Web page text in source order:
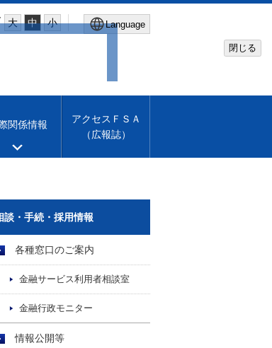
大 中 小 Language
translation
閉じる
関係情報
アクセスＦＳＡ
（広報誌）
談・手続・採用情報
各種窓口のご案内
金融サービス利用者相談室
金融行政モニター
情報公開等